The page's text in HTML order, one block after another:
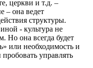
церкви и т.д. –
– она ведет
структуры.
- культура не
Но она всегда будет
или необходимость и
управлять